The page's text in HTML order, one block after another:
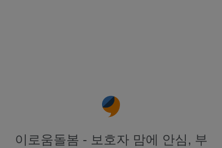
이로움돌봄 - 보호자 맘에 안심, 부